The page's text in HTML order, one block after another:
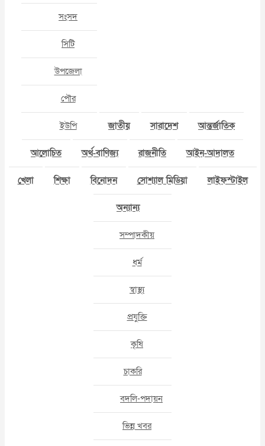
সংসদ
সিটি
উপজেলা
পৌর
ইউপি জাতীয় সারাদেশ আন্তর্জাতিক
আলোচিত অর্থ-বাণিজ্য রাজনীতি আইন-আদালত
খেলা শিক্ষা বিনোদন সোশ্যাল মিডিয়া লাইফস্টাইল
অন্যান্য
সম্পাদকীয়
ধর্ম
স্বাস্থ্য
প্রযুক্তি
কৃষি
চাকরি
বদলি-পদায়ন
ভিন্ন খবর